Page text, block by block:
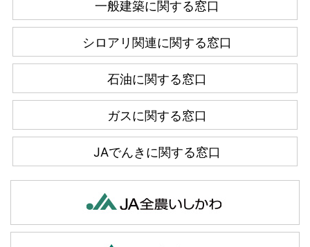
一般建築に関する窓口
シロアリ関連に関する窓口
石油に関する窓口
ガスに関する窓口
JAでんきに関する窓口